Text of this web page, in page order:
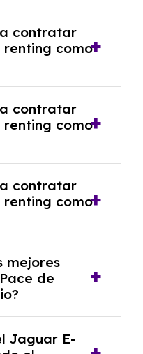
por
importante revisar
y hablar con un
contratar
renting como
de solvencia
contratar
renting como
en algunos
de la empresa
contratar
renting como
ingresos y, en
fiscal y un pago
mejores
de
de renting con
Jaguar E-